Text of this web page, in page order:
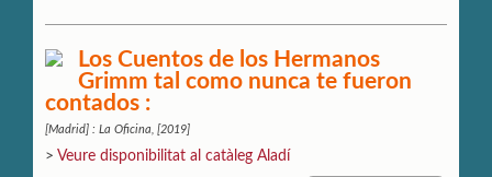
Los Cuentos de los Hermanos
Grimm tal como nunca te fueron
contados :
[Madrid] : La Oficina, [2019]
> Veure disponibilitat al catàleg Aladí